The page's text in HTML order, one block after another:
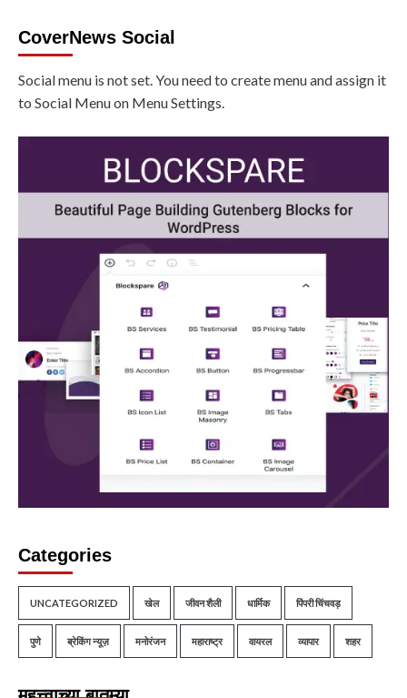
CoverNews Social
Social menu is not set. You need to create menu and assign it
to Social Menu on Menu Settings.
Categories
UNCATEGORIZED खेल जीवन शैली धार्मिक पिंपरी चिंचवड़
पुणे ब्रेकिंग न्यूज़ मनोरंजन महाराष्ट्र वायरल व्यापार शहर